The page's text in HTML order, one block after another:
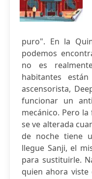
puro". En la
podemos
no es
habitantes
ascensorista,
funcionar un
mecánico. Pero
se ve alterada
de noche tiene
llegue Sanji, el
para sustituirle.
quien ahora